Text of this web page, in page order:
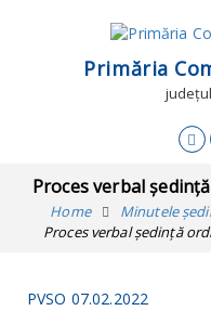
Primăria
Proces verbal
Home
Minutele
Proces verbal ședință
PVSO 07.02.2022